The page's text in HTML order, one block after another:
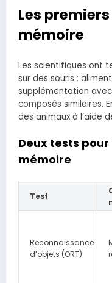
Les
mémoire
Les scientifiques ont
sur des souris :
supplémentation
composés similaires.
des animaux à l’aide
Deux tests
mémoire
Test
Reconnaissance
d’objets (ORT)